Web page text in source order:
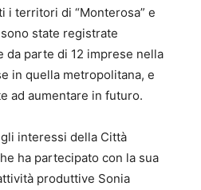
i territori di “Monterosa” e
state registrate
da parte di 12 imprese nella
in quella metropolitana, e
ad aumentare in futuro.
interessi della Città
ha partecipato con la sua
produttive Sonia